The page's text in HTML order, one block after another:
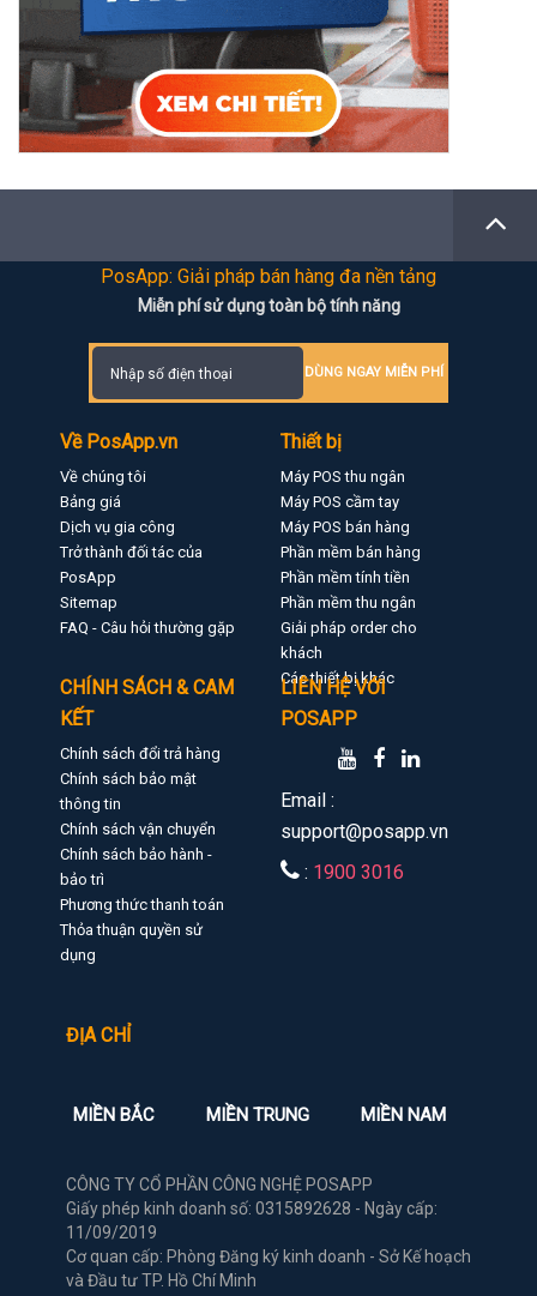
PosApp: Giải pháp bán hàng đa nền tảng
Miễn phí sử dụng toàn bộ tính năng
DÙNG NGAY MIỄN PHÍ
Về PosApp.vn
Về chúng tôi
Bảng giá
Dịch vụ gia công
Trở thành đối tác của
PosApp
Sitemap
FAQ - Câu hỏi thường gặp
Thiết bị
Máy POS thu ngân
Máy POS cầm tay
Máy POS bán hàng
Phần mềm bán hàng
Phần mềm tính tiền
Phần mềm thu ngân
Giải pháp order cho
khách
Các thiết bị khác
CHÍNH SÁCH & CAM
KẾT
Chính sách đổi trả hàng
Chính sách bảo mật
thông tin
Chính sách vận chuyển
Chính sách bảo hành -
bảo trì
Phương thức thanh toán
Thỏa thuận quyền sử
dụng
LIÊN HỆ VỚI
POSAPP
Email :
support@posapp.vn
: 1900 3016
ĐỊA CHỈ
MIỀN BẮC MIỀN TRUNG MIỀN NAM
CÔNG TY CỔ PHẦN CÔNG NGHỆ POSAPP
Giấy phép kinh doanh số: 0315892628 - Ngày cấp:
11/09/2019
Cơ quan cấp: Phòng Đăng ký kinh doanh - Sở Kế hoạch
và Đầu tư TP. Hồ Chí Minh